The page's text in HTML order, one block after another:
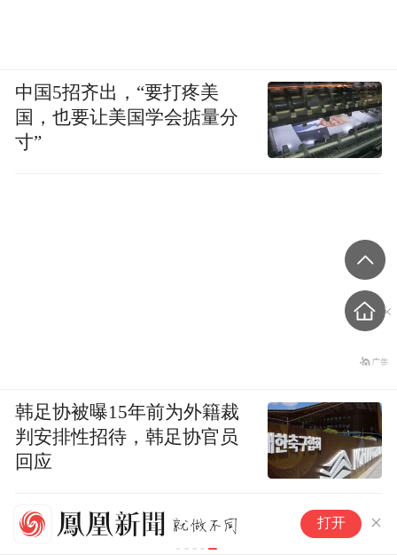
打开
中国5招齐出，“要打疼美
国，也要让美国学会掂量分
寸”
韩足协被曝15年前为外籍裁
判安排性招待，韩足协官员
回应